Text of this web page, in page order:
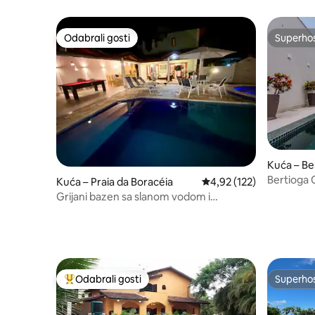
Odabrali gosti
Odabrali gosti
Kuća – Praia da Boracéia Prosječna ocjena:
4,92 (122)
Grijani bazen sa slanom vodom i
Kuća –
Bertioga
Među najviše rangiranima s oznakom „Odabrali gosti”
Odabrali gosti